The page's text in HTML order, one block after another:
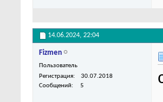
14.06.2024, 22:04
Fizmen
Пользователь
Регистрация
30.07.2018
Сообщений
5